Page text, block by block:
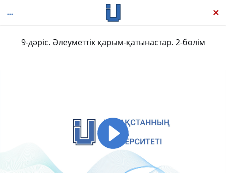
9-дәріс. Әлеуметтік қарым-қатынастар. 2-бөлім